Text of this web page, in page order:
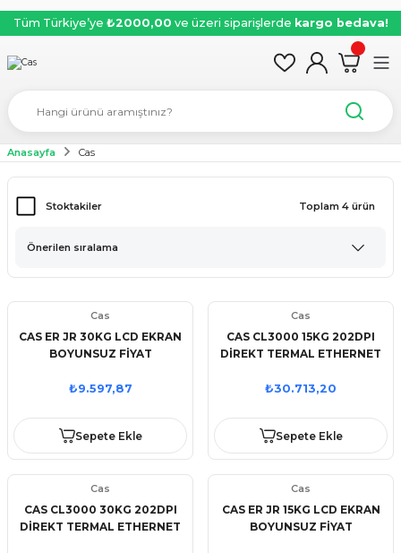
Tüm Türkiye’ye ₺2000,00 ve üzeri siparişlerde kargo bedava!
Anasayfa Cas
Stoktakiler Toplam 4 ürün
Cas
CAS ER JR 30KG LCD EKRAN
BOYUNSUZ FİYAT
₺9.597,87
Sepete Ekle
Cas
CAS CL3000 15KG 202DPI
DİREKT TERMAL ETHERNET
BARKODLU TERAZİ
₺30.713,20
Sepete Ekle
Cas
CAS CL3000 30KG 202DPI
DİREKT TERMAL ETHERNET
Cas
CAS ER JR 15KG LCD EKRAN
BOYUNSUZ FİYAT